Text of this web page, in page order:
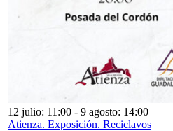
12 julio: 11:00 - 9 agosto: 14:00
Atienza. Exposición. Reciclavos